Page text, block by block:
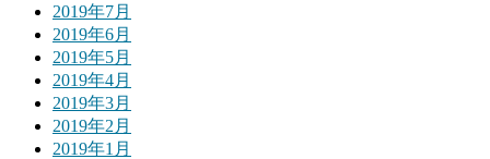
2019年7月
2019年6月
2019年5月
2019年4月
2019年3月
2019年2月
2019年1月